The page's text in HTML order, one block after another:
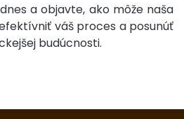
a objavte, ako môže naša
váš proces a posunúť
budúcnosti.